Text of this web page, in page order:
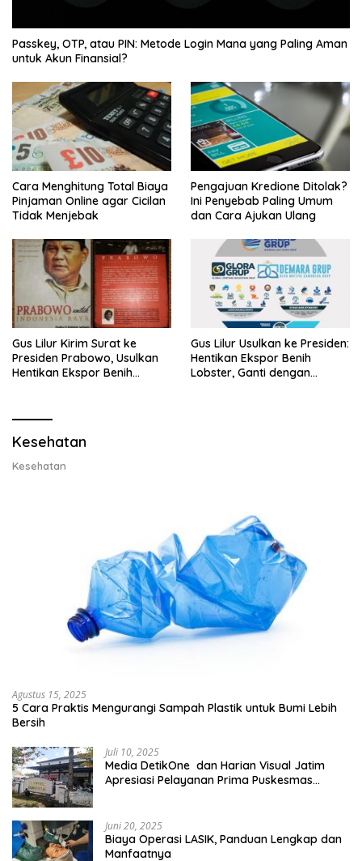
Passkey, OTP, atau PIN: Metode Login Mana yang Paling Aman
untuk Akun Finansial?
Cara Menghitung Total Biaya
Pinjaman Online agar Cicilan
Tidak Menjebak
Pengajuan Kredione Ditolak?
Ini Penyebab Paling Umum
dan Cara Ajukan Ulang
Gus Lilur Kirim Surat ke
Presiden Prabowo, Usulkan
Hentikan Ekspor Benih
Gus Lilur Usulkan ke Presiden:
Hentikan Ekspor Benih
Lobster, Ganti dengan
Kesehatan
Kesehatan
Agustus 15, 2025
5 Cara Praktis Mengurangi Sampah Plastik untuk Bumi Lebih
Bersih
Juli 10, 2025
Media DetikOne dan Harian Visual Jatim
Apresiasi Pelayanan Prima Puskesmas
Juni 20, 2025
Biaya Operasi LASIK, Panduan Lengkap dan
Manfaatnya